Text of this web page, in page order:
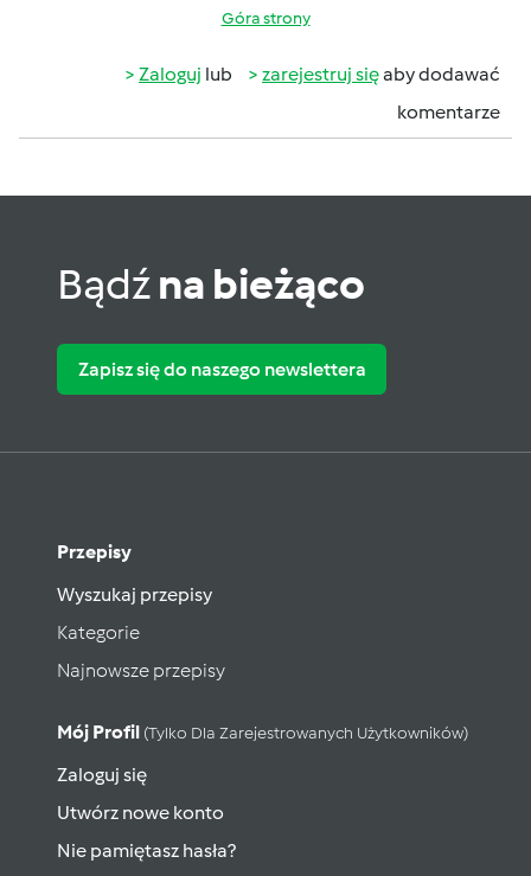
Góra strony
Zaloguj lub zarejestruj sięaby dodawać
komentarze
Bądźna bieżąco
Zapisz się do naszego newslettera
Przepisy
Wyszukaj przepisy
Kategorie
Najnowsze przepisy
Mój Profil (tylko Dla Zarejestrowanych Użytkowników)
Zaloguj się
Utwórz nowe konto
Nie pamiętasz hasła?